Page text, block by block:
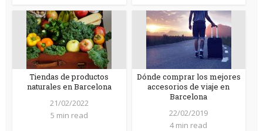
Tiendas de productos
naturales en Barcelona
21/02/2022
5 min read
Dónde comprar los mejores
accesorios de viaje en
Barcelona
22/02/2019
4 min read